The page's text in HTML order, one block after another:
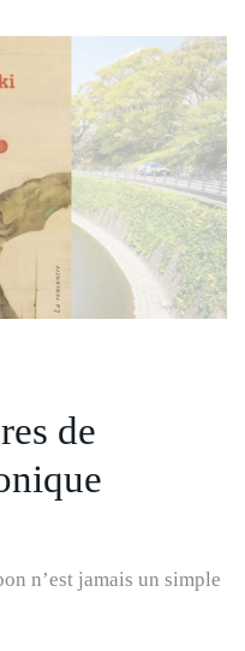
de
n’est jamais un simple